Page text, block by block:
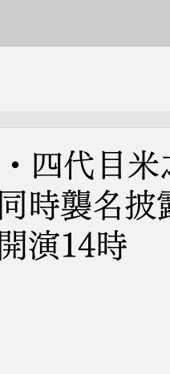
四代目米
時襲名披
演14時